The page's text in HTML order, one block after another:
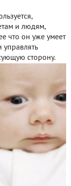
и людям,
что он уже умеет
управлять
сторону.